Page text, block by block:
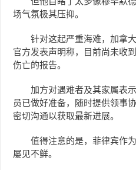
场气氛极其压抑。
针对这起严重海难，加拿
官方发表声明称，目前尚未收
伤亡的报告。
加方对遇难者及其家属表
员已做好准备，随时提供领事
密切沟通以获取最新进展。
值得注意的是，菲律宾作
屡见不鲜。